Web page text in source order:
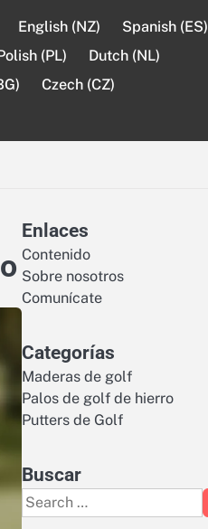
English (NZ)
Spanish (ES)
(PL)
Dutch (NL)
Czech (CZ)
Enlaces
Contenido
Sobre nosotros
Comunícate
Categorías
Maderas de golf
Palos de golf de hierro
Putters de Golf
Buscar
Search
for: